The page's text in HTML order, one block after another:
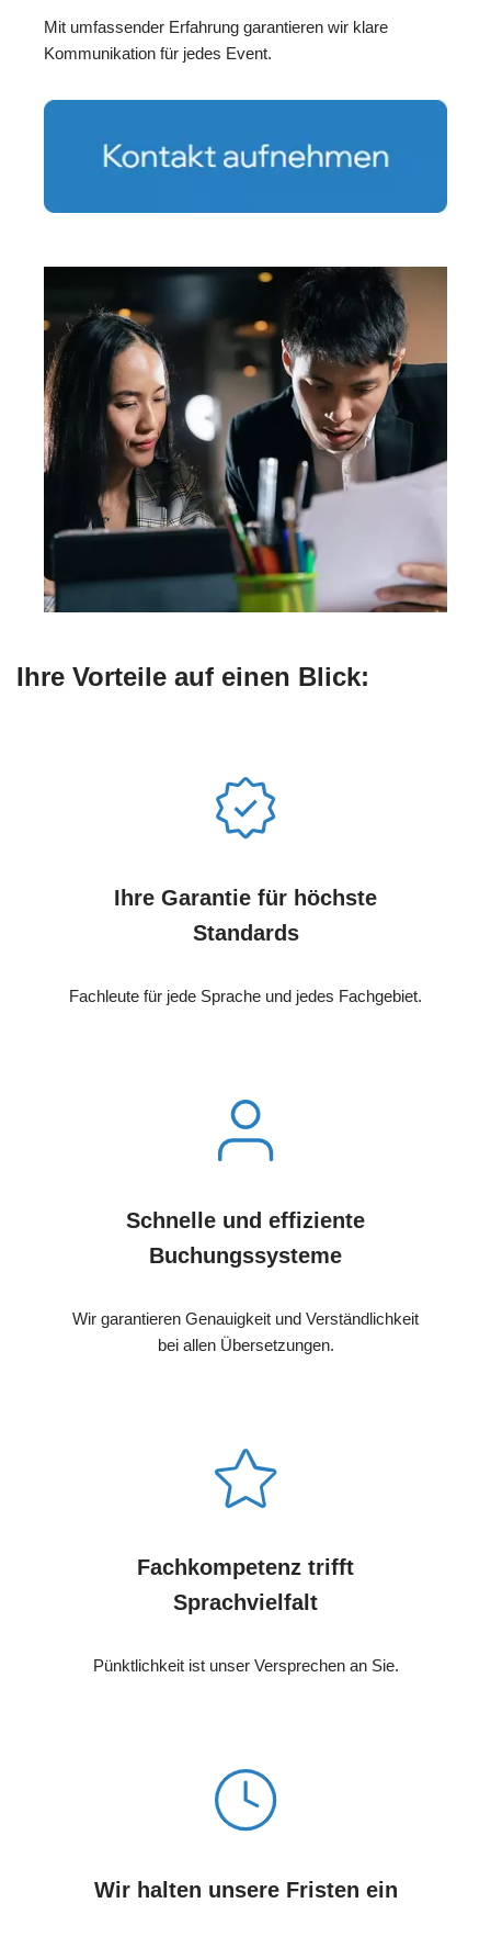
Mit umfassender Erfahrung garantieren wir klare
Kommunikation für jedes Event.
Ihre Vorteile auf einen Blick:
Ihre Garantie für höchste
Standards
Fachleute für jede Sprache und jedes Fachgebiet.
Schnelle und effiziente
Buchungssysteme
Wir garantieren Genauigkeit und Verständlichkeit
bei allen Übersetzungen.
Fachkompetenz trifft
Sprachvielfalt
Pünktlichkeit ist unser Versprechen an Sie.
Wir halten unsere Fristen ein